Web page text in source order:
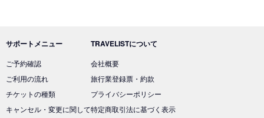
サポートメニュー
ご予約確認
ご利用の流れ
チケットの種類
キャンセル・変更に関して
TRAVELISTについて
会社概要
旅行業登録票・約款
プライバシーポリシー
特定商取引法に基づく表示